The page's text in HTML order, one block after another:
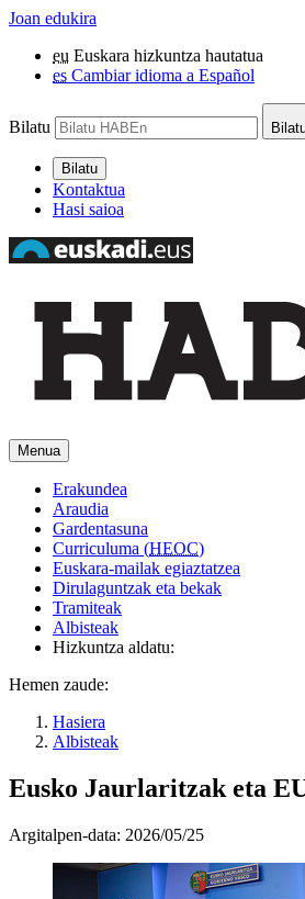
Joan edukira
eu Euskara hizkuntza hautatua
es Cambiar idioma a Español
Bilatu
Bilatu
Kontaktua
Hasi saioa
Menua
Erakundea
Araudia
Gardentasuna
Curriculuma (HEOC)
Euskara-mailak egiaztatzea
Dirulaguntzak eta bekak
Tramiteak
Albisteak
Hizkuntza aldatu:
Hemen zaude:
Hasiera
Albisteak
Eusko Jaurlaritzak eta
Argitalpen-data: 2026/05/25